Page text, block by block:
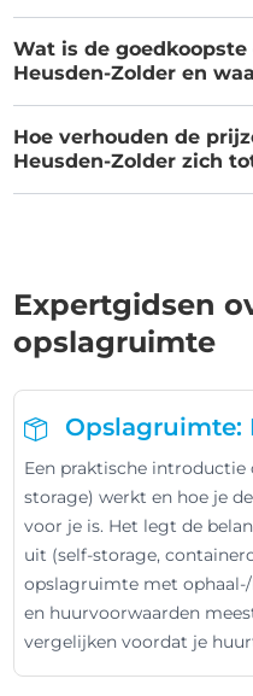
Wat is de
Heusden-Zolder en
Hoe verhouden de
Heusden-Zolder zich
Expertgidsen
opslagruimte
Opslagruimte:
Een praktische
storage) werkt en hoe je
voor je is. Het legt de
uit (self-storage,
opslagruimte met
en huurvoorwaarden
vergelijken voordat je